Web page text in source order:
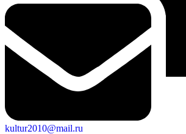
kultur2010@mail.ru